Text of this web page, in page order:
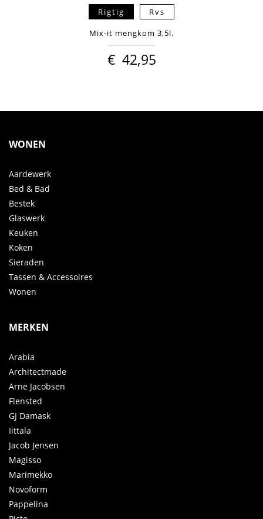
Rigtig Rvs
Mix-it mengkom 3,5l.
€ 42,95
WONEN
Aardewerk
Bed & Bad
Bestek
Glaswerk
Keuken
Koken
Sieraden
Tassen & Accessoires
Wonen
MERKEN
Arabia
Architectmade
Arne Jacobsen
Flensted
GJ Damask
Iittala
Jacob Jensen
Magisso
Marimekko
Novoform
Pappelina